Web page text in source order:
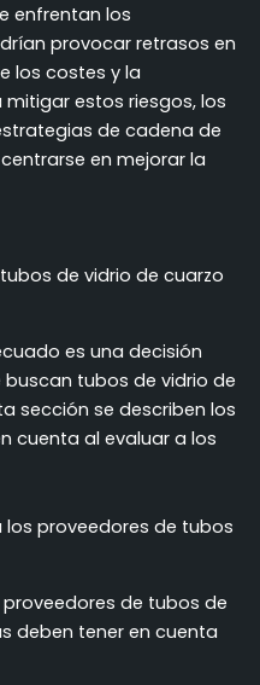
enfrentan los
provocar retrasos en
los costes y la
estos riesgos, los
de cadena de
en mejorar la
de vidrio de cuarzo
es una decisión
tubos de vidrio de
sección se describen los
cuenta al evaluar a los
proveedores de tubos
de tubos de
deben tener en cuenta